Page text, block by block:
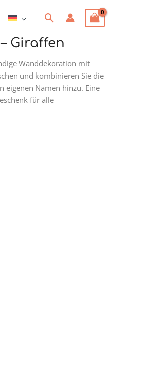
Suchen
Giraffen
Wanddekoration mit
und kombinieren Sie die
eigenen Namen hinzu. Eine
für alle